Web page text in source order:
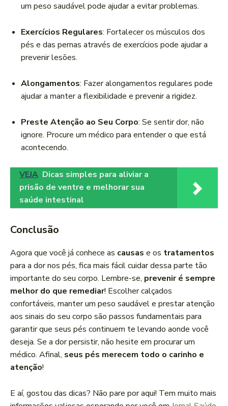
um peso saudável pode ajudar a evitar problemas.
Exercícios Regulares: Fortalecer os músculos dos
pés e das pernas através de exercícios pode ajudar a
prevenir lesões.
Alongamentos: Fazer alongamentos regulares pode
ajudar a manter a flexibilidade e prevenir a rigidez.
Preste Atenção ao Seu Corpo: Se sentir dor, não
ignore. Procure um médico para entender o que está
acontecendo.
VEJA Dicas simples para aliviar a
prisão de ventre e melhorar sua
saúde intestinal
Conclusão
Agora que você já conhece as causas e os tratamentos
para a dor nos pés, fica mais fácil cuidar dessa parte tão
importante do seu corpo. Lembre-se, prevenir é sempre
melhor do que remediar! Escolher calçados
confortáveis, manter um peso saudável e prestar atenção
aos sinais do seu corpo são passos fundamentais para
garantir que seus pés continuem te levando aonde você
deseja. Se a dor persistir, não hesite em procurar um
médico. Afinal, seus pés merecem todo o carinho e
atenção!
E aí, gostou das dicas? Não pare por aqui! Tem muito mais